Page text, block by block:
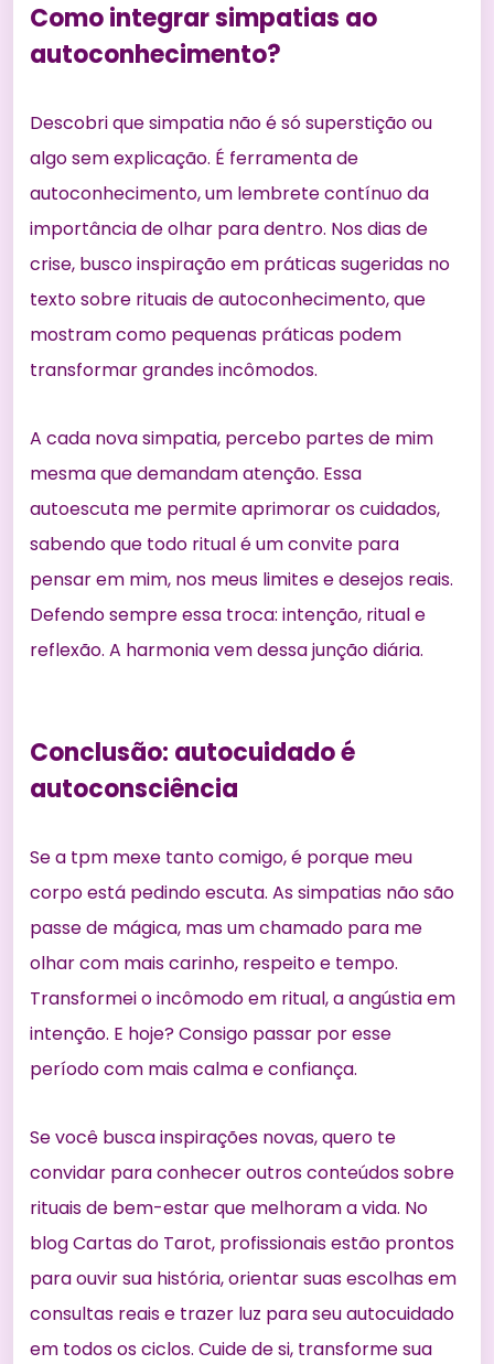
Como integrar simpatias ao
autoconhecimento?
Descobri que simpatia não é só superstição ou
algo sem explicação. É ferramenta de
autoconhecimento, um lembrete contínuo da
importância de olhar para dentro. Nos dias de
crise, busco inspiração em práticas sugeridas no
texto sobre rituais de autoconhecimento, que
mostram como pequenas práticas podem
transformar grandes incômodos.
A cada nova simpatia, percebo partes de mim
mesma que demandam atenção. Essa
autoescuta me permite aprimorar os cuidados,
sabendo que todo ritual é um convite para
pensar em mim, nos meus limites e desejos reais.
Defendo sempre essa troca: intenção, ritual e
reflexão. A harmonia vem dessa junção diária.
Conclusão: autocuidado é
autoconsciência
Se a tpm mexe tanto comigo, é porque meu
corpo está pedindo escuta. As simpatias não são
passe de mágica, mas um chamado para me
olhar com mais carinho, respeito e tempo.
Transformei o incômodo em ritual, a angústia em
intenção. E hoje? Consigo passar por esse
período com mais calma e confiança.
Se você busca inspirações novas, quero te
convidar para conhecer outros conteúdos sobre
rituais de bem-estar que melhoram a vida. No
blog Cartas do Tarot, profissionais estão prontos
para ouvir sua história, orientar suas escolhas em
consultas reais e trazer luz para seu autocuidado
em todos os ciclos. Cuide de si, transforme sua